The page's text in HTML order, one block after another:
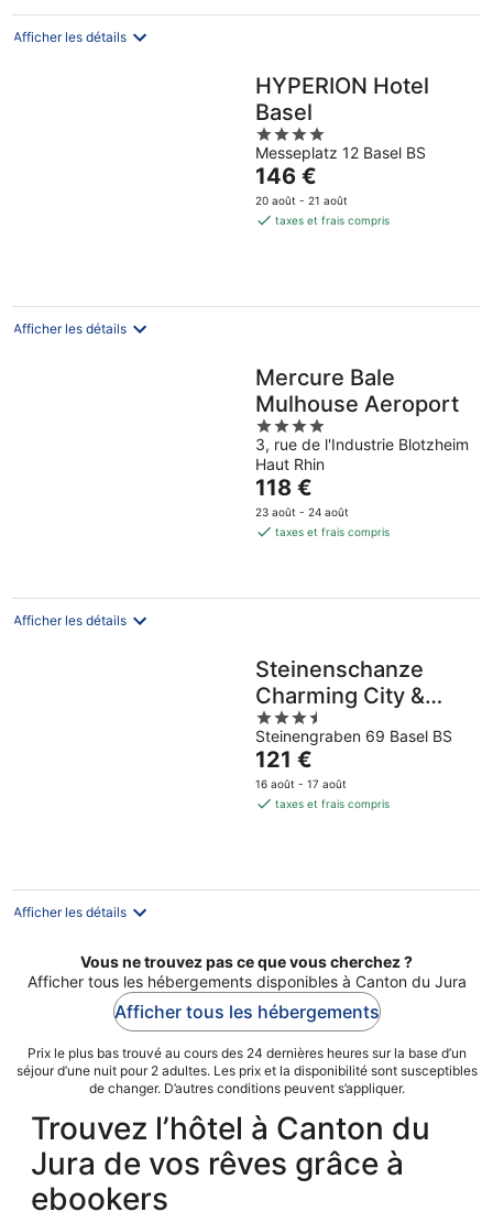
nuit
Afficher les détails
HYPERION Hotel
Basel
4
out
of
5
Messeplatz 12 Basel BS
Le
prix
est
nuit
146 €
20 août - 21 août
taxes et frais compris
Afficher les détails
Mercure Bale
Mulhouse Aeroport
4
out
of
5
3, rue de l'Industrie Blotzheim
Haut Rhin
Le
prix
est
par
118 €
23 août - 24 août
taxes et frais compris
Afficher les détails
Steinenschanze
Charming City &
Garden Hotel
3.5
out
of
5
Steinengraben 69 Basel BS
Le
prix
est
nuit
121 €
16 août - 17 août
taxes et frais compris
Afficher les détails
Vous ne trouvez pas ce que vous cherchez ?
Afficher tous les hébergements disponibles à Canton du Jura
Afficher tous les hébergements
Prix le plus bas trouvé au cours des 24 dernières heures sur la base d’un
séjour d’une nuit pour 2 adultes. Les prix et la disponibilité sont susceptibles
de changer. D’autres conditions peuvent s’appliquer.
Trouvez l’hôtel à Canton du
Jura de vos rêves grâce à
ebookers